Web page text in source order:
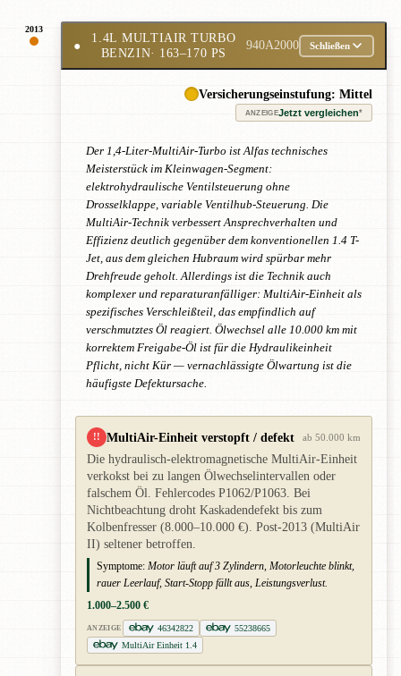
2013
●
1.4L MULTIAIR TURBO
BENZIN· 163–170 PS
940A2000 Schließen
Versicherungseinstufung: Mittel
ANZEIGEJetzt vergleichen*
Der 1,4-Liter-MultiAir-Turbo ist Alfas technisches
Meisterstück im Kleinwagen-Segment:
elektrohydraulische Ventilsteuerung ohne
Drosselklappe, variable Ventilhub-Steuerung. Die
MultiAir-Technik verbessert Ansprechverhalten und
Effizienz deutlich gegenüber dem konventionellen 1.4 T-
Jet, aus dem gleichen Hubraum wird spürbar mehr
Drehfreude geholt. Allerdings ist die Technik auch
komplexer und reparaturanfälliger: MultiAir-Einheit als
spezifisches Verschleißteil, das empfindlich auf
verschmutztes Öl reagiert. Ölwechsel alle 10.000 km mit
korrektem Freigabe-Öl ist für die Hydraulikeinheit
Pflicht, nicht Kür — vernachlässigte Ölwartung ist die
häufigste Defektursache.
!! MultiAir-Einheit verstopft / defekt ab 50.000 km
Die hydraulisch-elektromagnetische MultiAir-Einheit
verkokst bei zu langen Ölwechselintervallen oder
falschem Öl. Fehlercodes P1062/P1063. Bei
Nichtbeachtung droht Kaskadendefekt bis zum
Kolbenfresser (8.000–10.000 €). Post-2013 (MultiAir
II) seltener betroffen.
Symptome: Motor läuft auf 3 Zylindern, Motorleuchte blinkt,
rauer Leerlauf, Start-Stopp fällt aus, Leistungsverlust.
1.000–2.500 €
ANZEIGE 46342822
55238665
MultiAir Einheit 1.4